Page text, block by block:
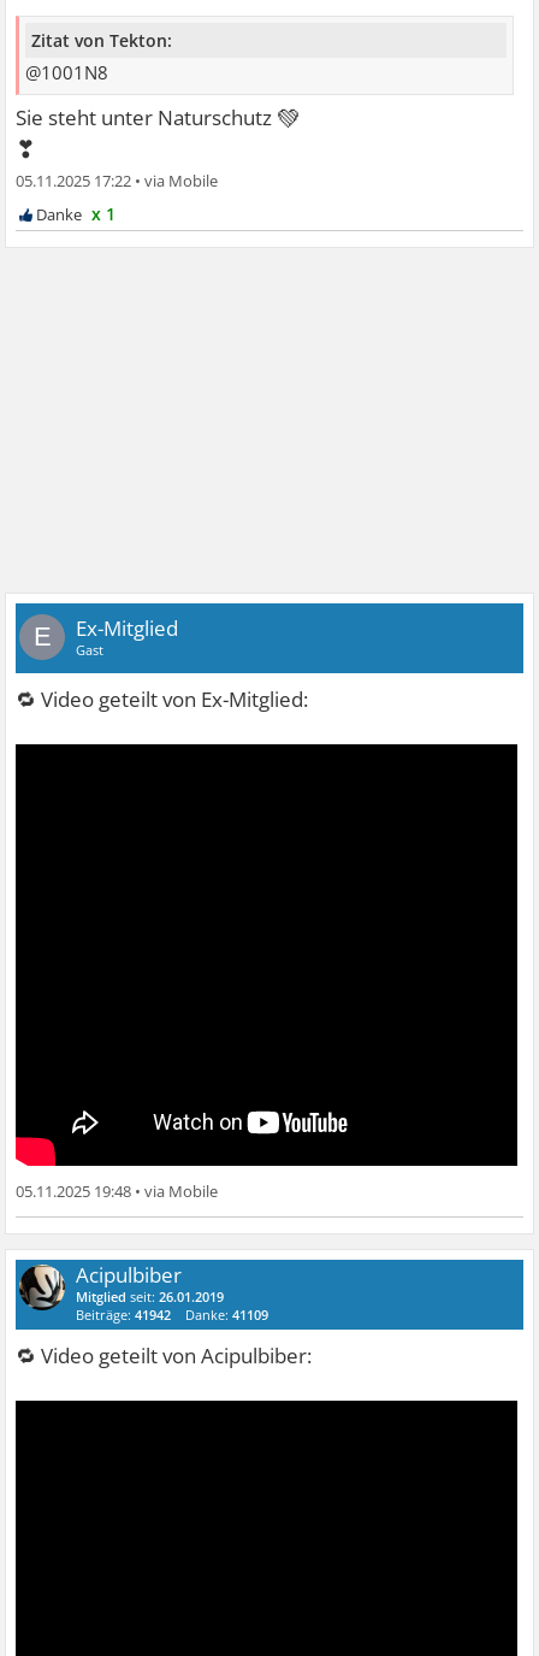
Zitat von Tekton:
@1001N8
Sie steht unter Naturschutz 💚
❣
05.11.2025 17:22 •
x 1
E Ex-Mitglied
Gast
🔁 Video geteilt von Ex-Mitglied:
05.11.2025 19:48 •
Acipulbiber
Mitglied seit:26.01.2019
Beiträge:41942 Danke:41109
🔁 Video geteilt von Acipulbiber: